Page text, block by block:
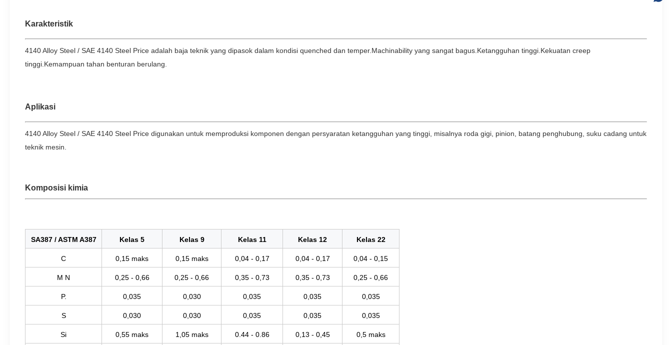
Karakteristik
4140 Alloy Steel / SAE 4140 Steel Price adalah baja teknik yang dipasok dalam kondisi quenched dan temper.Machinability yang sangat bagus.Ketangguhan tinggi.Kekuatan creep
tinggi.Kemampuan tahan benturan berulang.
Aplikasi
4140 Alloy Steel / SAE 4140 Steel Price digunakan untuk memproduksi komponen dengan persyaratan ketangguhan yang tinggi, misalnya roda gigi, pinion, batang penghubung, suku cadang untuk
teknik mesin.
Komposisi kimia
SA387 / ASTM A387 Kelas 5 Kelas 9 Kelas 11 Kelas 12 Kelas 22
C 0,15 maks 0,15 maks 0,04 - 0,17 0,04 - 0,17 0,04 - 0,15
M N 0,25 - 0,66 0,25 - 0,66 0,35 - 0,73 0,35 - 0,73 0,25 - 0,66
P. 0,035 0,030 0,035 0,035 0,035
S 0,030 0,030 0,035 0,035 0,035
Si 0,55 maks 1,05 maks 0.44 - 0.86 0,13 - 0,45 0,5 maks